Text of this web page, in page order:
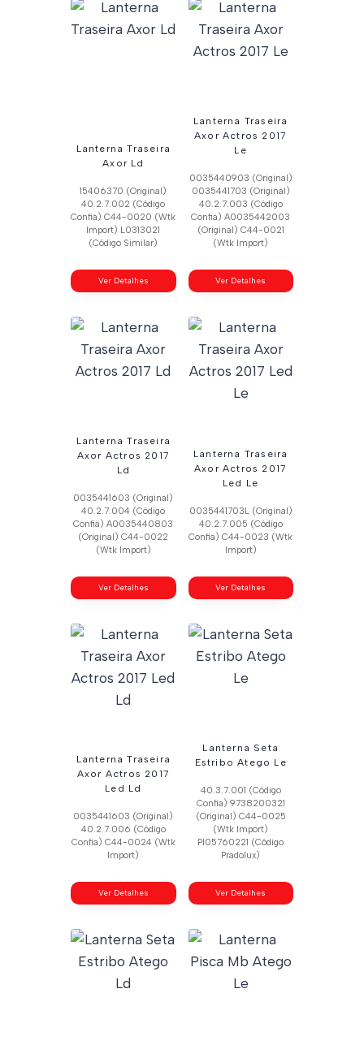
Lanterna Traseira
Axor Ld
15406370 (Original)
40.2.7.002 (Código
Confia) C44-0020 (Wtk
Import) L0313021
(Código Similar)
Ver Detalhes
Lanterna Traseira
Axor Actros 2017
Le
0035440903 (Original)
0035441703 (Original)
40.2.7.003 (Código
Confia) A0035442003
(Original) C44-0021
(Wtk Import)
Ver Detalhes
Lanterna Traseira
Axor Actros 2017
Ld
0035441603 (Original)
40.2.7.004 (Código
Confia) A0035440803
(Original) C44-0022
(Wtk Import)
Ver Detalhes
Lanterna Traseira
Axor Actros 2017
Led Le
0035441703L (Original)
40.2.7.005 (Código
Confia) C44-0023 (Wtk
Import)
Ver Detalhes
Lanterna Traseira
Axor Actros 2017
Led Ld
0035441603 (Original)
40.2.7.006 (Código
Confia) C44-0024 (Wtk
Import)
Ver Detalhes
Lanterna Seta
Estribo Atego Le
40.3.7.001 (Código
Confia) 9738200321
(Original) C44-0025
(Wtk Import)
Pl05760221 (Código
Pradolux)
Ver Detalhes